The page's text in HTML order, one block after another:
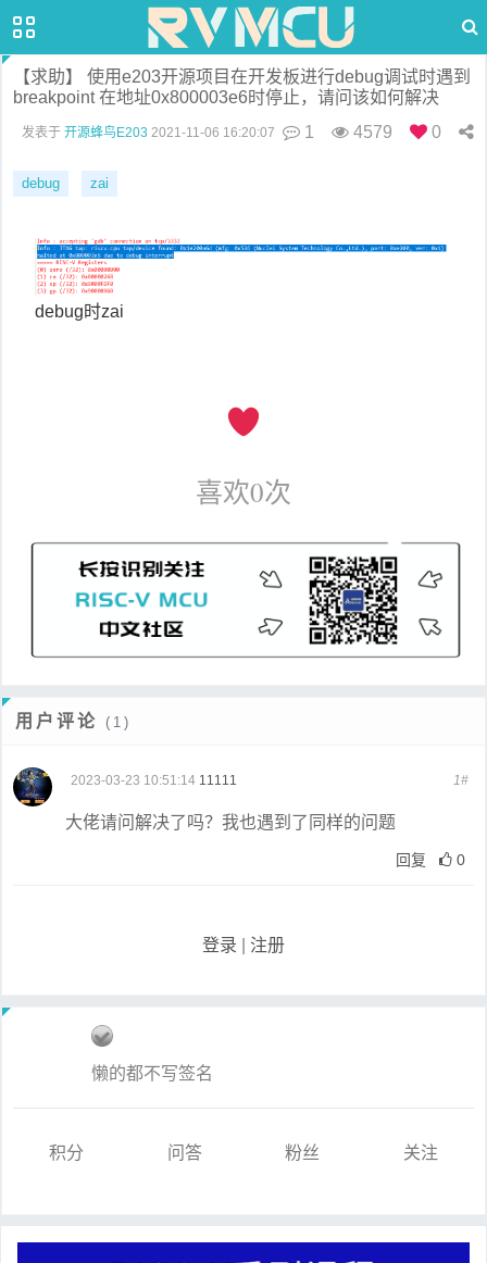
【求助】 使用e203开源项目在开发板进行debug调试时遇到
breakpoint 在地址0x800003e6时停止，请问该如何解决
发表于 开源蜂鸟E203 2021-11-06 16:20:07 1 4579 0
debug zai
debug时zai
喜欢0次
用户评论 (1)
2023-03-23 10:51:14 11111 1#
大佬请问解决了吗？我也遇到了同样的问题
回复 0
登录 注册
懒的都不写签名
积分 问答 粉丝 关注